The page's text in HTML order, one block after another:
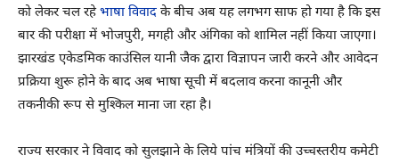
को लेकर चल रहेभाषा विवाद के बीच अब यह लगभग साफ हो गया है कि इस
बार की परीक्षा में भोजपुरी, मगही और अंगिका को शामिल नहीं किया जाएगा।
झारखंड एकेडमिक काउंसिल यानी जैक द्वारा विज्ञापन जारी करने और आवेदन
प्रक्रिया शुरू होने के बाद अब भाषा सूची में बदलाव करना कानूनी और
तकनीकी रूप से मुश्किल माना जा रहा है।
राज्य सरकार ने विवाद को सुलझाने के लिये पांच मंत्रियों की उच्चस्तरीय कमेटी